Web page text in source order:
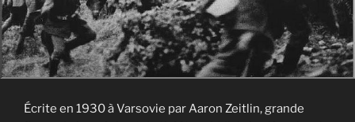
Écrite en 1930 à Varsovie par Aaron Zeitlin, grande